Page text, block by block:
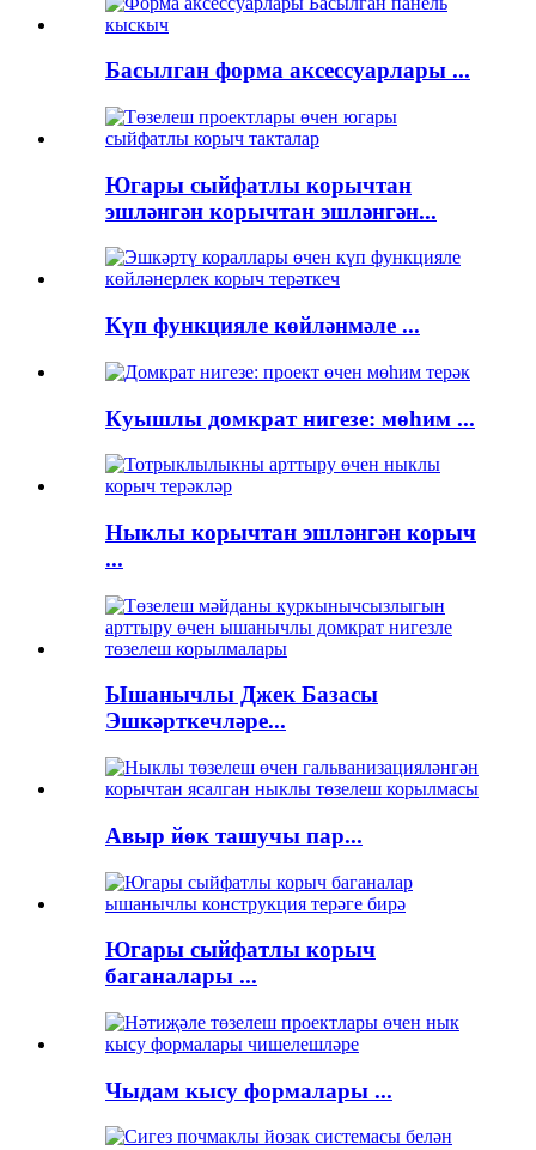
Басылган форма аксессуарлары ...
Югары сыйфатлы корычтан
эшләнгән корычтан эшләнгән...
Күп функцияле көйләнмәле ...
Куышлы домкрат нигезе: мөһим ...
Ныклы корычтан эшләнгән корыч
...
Ышанычлы Джек Базасы
Эшкәрткечләре...
Авыр йөк ташучы пар...
Югары сыйфатлы корыч
баганалары ...
Чыдам кысу формалары ...